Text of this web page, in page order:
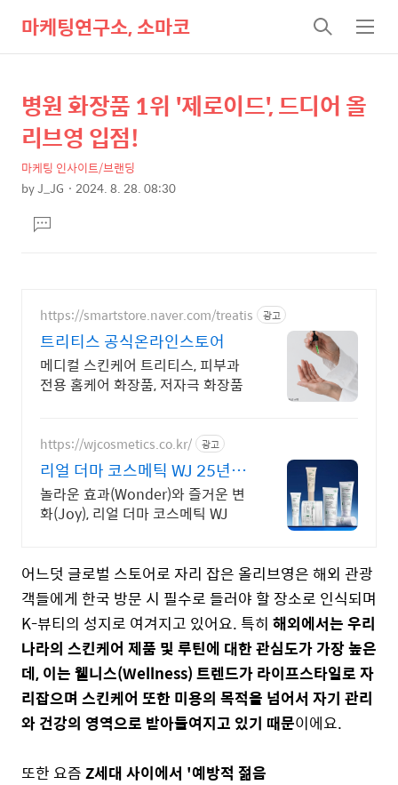
마케팅연구소, 소마코
검
색
메
뉴
상
세
텐
본
문
제
목
병원 화장품 1위 '제로이드', 드디어 올
리브영 입점!
마케팅 인사이트/브랜딩
byJ_JG 2024. 8. 28. 08:30
문댓
글
https://smartstore.naver.com/treatis 광고
트리티스 공식온라인스토어
메디컬 스킨케어 트리티스, 피부과
전용 홈케어 화장품, 저자극 화장품
https://wjcosmetics.co.kr/ 광고
리얼 더마 코스메틱 WJ 25년의
피부 뷰티 노하우
놀라운 효과(Wonder)와 즐거운 변
화(Joy), 리얼 더마 코스메틱 WJ
어느덧 글로벌 스토어로 자리 잡은 올리브영은 해외 관광
객들에게 한국 방문 시 필수로 들러야 할 장소로 인식되며
K-뷰티의 성지로 여겨지고 있어요. 특히 해외에서는 우리
나라의 스킨케어 제품 및 루틴에 대한 관심도가 가장 높은
데, 이는 웰니스(Wellness) 트렌드가 라이프스타일로 자
리잡으며 스킨케어 또한 미용의 목적을 넘어서 자기 관리
와 건강의 영역으로 받아들여지고 있기 때문이에요.
또한 요즘Z세대 사이에서 '예방적 젊음